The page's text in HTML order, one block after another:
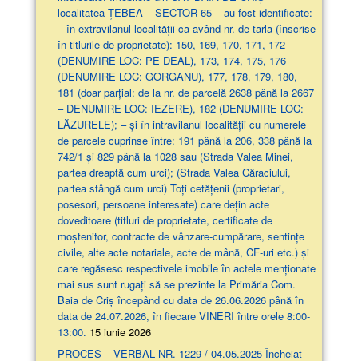
localitatea ȚEBEA – SECTOR 65 – au fost identificate:
– în extravilanul localităţii ca având nr. de tarla (înscrise
în titlurile de proprietate): 150, 169, 170, 171, 172
(DENUMIRE LOC: PE DEAL), 173, 174, 175, 176
(DENUMIRE LOC: GORGANU), 177, 178, 179, 180,
181 (doar parţial: de la nr. de parcelă 2638 până la 2667
– DENUMIRE LOC: IEZERE), 182 (DENUMIRE LOC:
LĂZURELE); – și în intravilanul localității cu numerele
de parcele cuprinse între: 191 până la 206, 338 până la
742/1 și 829 până la 1028 sau (Strada Valea Minei,
partea dreaptă cum urci); (Strada Valea Căraciului,
partea stângă cum urci) Toți cetățenii (proprietari,
posesori, persoane interesate) care dețin acte
doveditoare (titluri de proprietate, certificate de
moștenitor, contracte de vânzare-cumpărare, sentințe
civile, alte acte notariale, acte de mână, CF-uri etc.) și
care regăsesc respectivele imobile în actele menționate
mai sus sunt rugați să se prezinte la Primăria Com.
Baia de Criș începând cu data de 26.06.2026 până în
data de 24.07.2026, în fiecare VINERI între orele 8:00-
13:00. 15 iunie 2026
PROCES – VERBAL NR. 1229 / 04.05.2025 Încheiat